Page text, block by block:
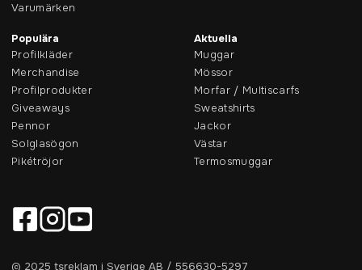
Varumärken
Populära
Profilkläder
Merchandise
Profilprodukter
Giveaways
Pennor
Solglasögon
Pikétröjor
Aktuella
Muggar
Mössor
Morfar / Multiscarfs
Sweatshirts
Jackor
Västar
Termosmuggar
© 2025 tsreklam i Sverige AB / 556630-5297